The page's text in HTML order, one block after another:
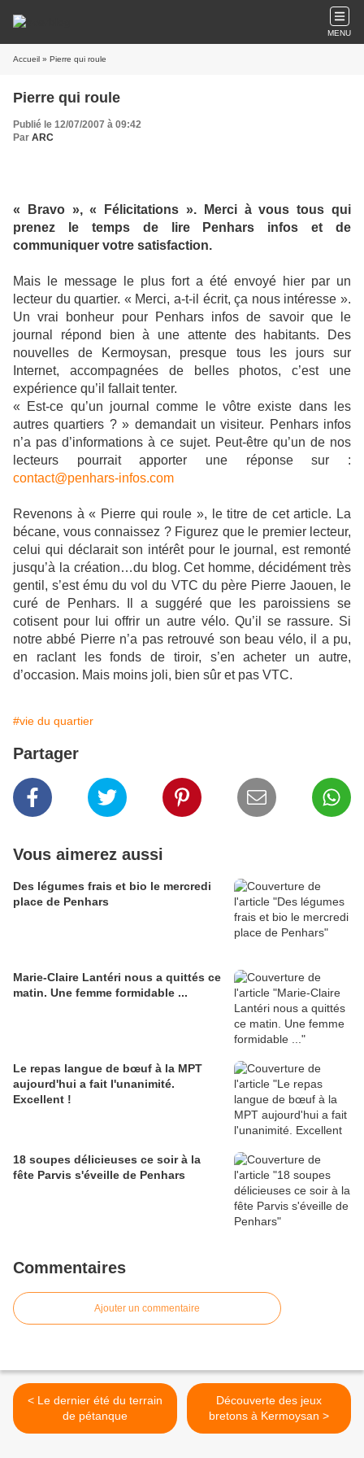
MENU
Accueil » Pierre qui roule
Pierre qui roule
Publié le 12/07/2007 à 09:42
Par ARC
« Bravo », « Félicitations ». Merci à vous tous qui
prenez le temps de lire Penhars infos et de
communiquer votre satisfaction.
Mais le message le plus fort a été envoyé hier par un
lecteur du quartier. « Merci, a-t-il écrit, ça nous intéresse ».
Un vrai bonheur pour Penhars infos de savoir que le
journal répond bien à une attente des habitants. Des
nouvelles de Kermoysan, presque tous les jours sur
Internet, accompagnées de belles photos, c’est une
expérience qu’il fallait tenter.
« Est-ce qu’un journal comme le vôtre existe dans les
autres quartiers ? » demandait un visiteur. Penhars infos
n’a pas d’informations à ce sujet. Peut-être qu’un de nos
lecteurs pourrait apporter une réponse sur :
contact@penhars-infos.com
Revenons à « Pierre qui roule », le titre de cet article. La
bécane, vous connaissez ? Figurez que le premier lecteur,
celui qui déclarait son intérêt pour le journal, est remonté
jusqu’à la création…du blog. Cet homme, décidément très
gentil, s’est ému du vol du VTC du père Pierre Jaouen, le
curé de Penhars. Il a suggéré que les paroissiens se
cotisent pour lui offrir un autre vélo. Qu’il se rassure. Si
notre abbé Pierre n’a pas retrouvé son beau vélo, il a pu,
en raclant les fonds de tiroir, s’en acheter un autre,
d’occasion. Mais moins joli, bien sûr et pas VTC.
#vie du quartier
Partager
Vous aimerez aussi
Des légumes frais et bio le mercredi
place de Penhars
Marie-Claire Lantéri nous a quittés ce
matin. Une femme formidable ...
Le repas langue de bœuf à la MPT
aujourd'hui a fait l'unanimité.
Excellent !
18 soupes délicieuses ce soir à la
fête Parvis s'éveille de Penhars
Commentaires
Ajouter un commentaire
< Le dernier été du terrain
de pétanque
Découverte des jeux
bretons à Kermoysan >